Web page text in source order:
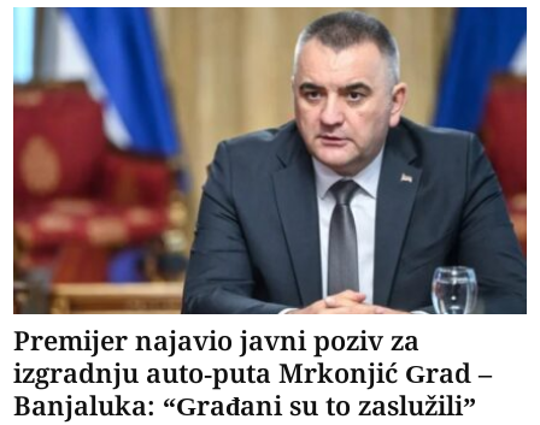
Premijer najavio javni poziv za
izgradnju auto-puta Mrkonjić Grad –
Banjaluka: “Građani su to zaslužili”